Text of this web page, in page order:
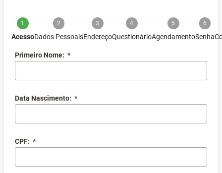
1
Acesso
2
Dados Pessoais
3
Endereço
4
Questionário
5
Agendamento
6
Senha
Primeiro Nome: *
Data Nascimento: *
CPF: *